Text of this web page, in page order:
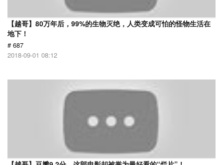
【越哥】80万年后，99%的生物灭绝，人类变成可怕的怪物生活在
地下！
# 687
2018-09-01 08:12